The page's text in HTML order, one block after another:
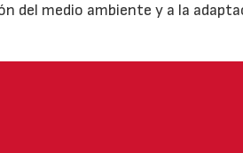
del medio ambiente y a la